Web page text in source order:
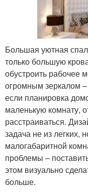
Большая уютная
только большую
обустроить рабочее
огромным зеркалом
если планировка
маленькую комнату,
расстраиваться.
задача не из легких,
малогабаритной
проблемы –
этом визуально
больше.